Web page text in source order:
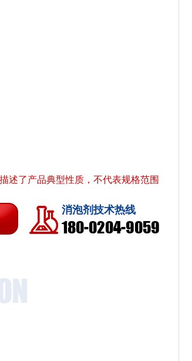
述了产品典型性质，不代表规格范围
消泡剂技术热线
180-0204-9059